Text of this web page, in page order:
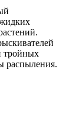
тройных
распыления.